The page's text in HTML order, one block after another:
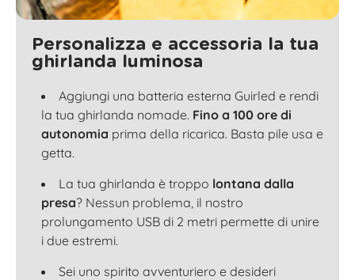
Personalizza e accessoria la tua
ghirlanda luminosa
Aggiungi una batteria esterna Guirled e rendi
la tua ghirlanda nomade. Fino a 100 ore di
autonomia prima della ricarica. Basta pile usa e
getta.
La tua ghirlanda è troppo lontana dalla
presa? Nessun problema, il nostro
prolungamento USB di 2 metri permette di unire
i due estremi.
Sei uno spirito avventuriero e desideri